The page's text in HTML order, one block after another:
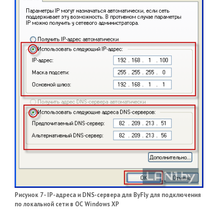
Рисунок 7 - IP-адреса и DNS-сервера для ByFly для подключения
по локальной сети в ОС Windows XP